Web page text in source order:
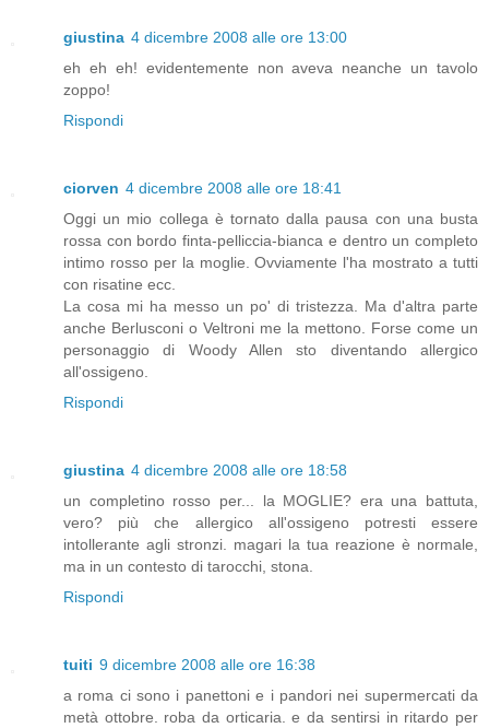
giustina 4 dicembre 2008 alle ore 13:00
eh eh eh! evidentemente non aveva neanche un tavolo
zoppo!
Rispondi
ciorven 4 dicembre 2008 alle ore 18:41
Oggi un mio collega è tornato dalla pausa con una busta
rossa con bordo finta-pelliccia-bianca e dentro un completo
intimo rosso per la moglie. Ovviamente l'ha mostrato a tutti
con risatine ecc.
La cosa mi ha messo un po' di tristezza. Ma d'altra parte
anche Berlusconi o Veltroni me la mettono. Forse come un
personaggio di Woody Allen sto diventando allergico
all'ossigeno.
Rispondi
giustina 4 dicembre 2008 alle ore 18:58
un completino rosso per... la MOGLIE? era una battuta,
vero? più che allergico all'ossigeno potresti essere
intollerante agli stronzi. magari la tua reazione è normale,
ma in un contesto di tarocchi, stona.
Rispondi
tuiti 9 dicembre 2008 alle ore 16:38
a roma ci sono i panettoni e i pandori nei supermercati da
metà ottobre. roba da orticaria. e da sentirsi in ritardo per